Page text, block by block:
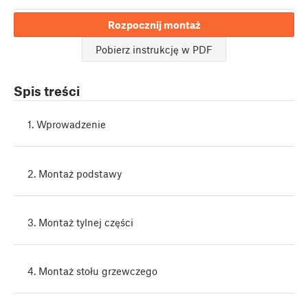
Rozpocznij montaż
Pobierz instrukcję w PDF
Spis treści
1. Wprowadzenie
2. Montaż podstawy
3. Montaż tylnej części
4. Montaż stołu grzewczego